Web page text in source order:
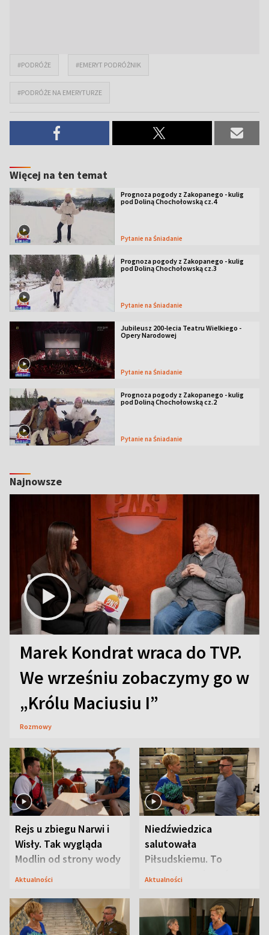
#PODRÓŻE #EMERYT PODRÓŻNIK
#PODRÓŻE NA EMERYTURZE
Więcej na ten temat
Prognoza pogody z Zakopanego - kulig
pod Doliną Chochołowską cz.4
Pytanie na Śniadanie
Prognoza pogody z Zakopanego - kulig
pod Doliną Chochołowską cz.3
Pytanie na Śniadanie
Jubileusz 200-lecia Teatru Wielkiego -
Opery Narodowej
Pytanie na Śniadanie
Prognoza pogody z Zakopanego - kulig
pod Doliną Chochołowską cz.2
Pytanie na Śniadanie
Najnowsze
Marek Kondrat wraca do TVP.
We wrześniu zobaczymy go w
„Królu Maciusiu I”
Rozmowy
Rejs u zbiegu Narwi i
Wisły. Tak wygląda
Modlin od strony wody
Aktualności
Niedźwiedzica
salutowała
Piłsudskiemu. To
niejedyna tajemnica
Aktualności